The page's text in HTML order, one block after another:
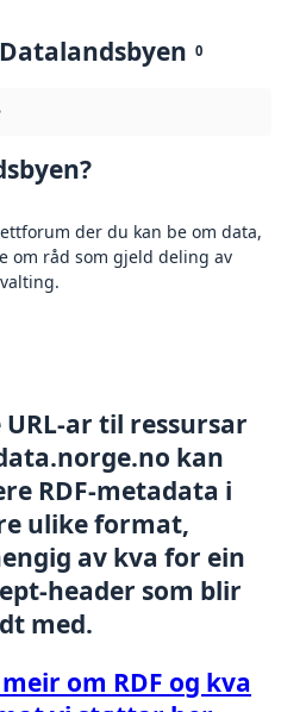
0
der du kan be om data,
om råd som gjeld deling av
URL-ar til ressursar
kan
RDF-metadata i
ulike format,
av kva for ein
header som blir
med.
meir om RDF og kva